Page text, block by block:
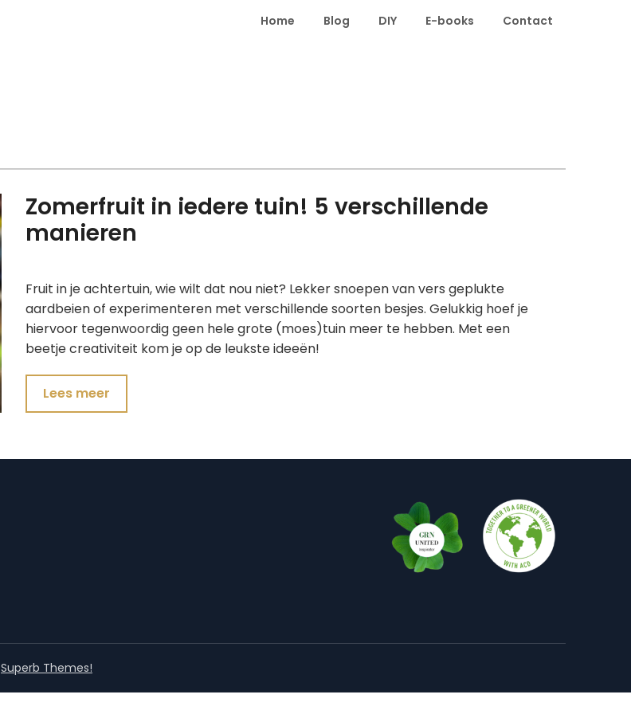
Home Blog DIY E-books Contact
Zomerfruit in iedere tuin! 5 verschillende
manieren
Fruit in je achtertuin, wie wilt dat nou niet? Lekker snoepen van vers geplukte
aardbeien of experimenteren met verschillende soorten besjes. Gelukkig hoef je
hiervoor tegenwoordig geen hele grote (moes)tuin meer te hebben. Met een
beetje creativiteit kom je op de leukste ideeën!
Lees meer
Superb Themes!